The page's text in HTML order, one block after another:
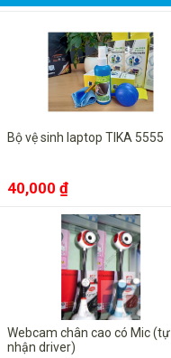
Bộ vệ sinh laptop TIKA 5555
40,000 ₫
Webcam chân cao có Mic (tự
nhận driver)